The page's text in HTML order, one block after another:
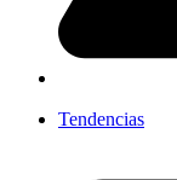
Tendencias